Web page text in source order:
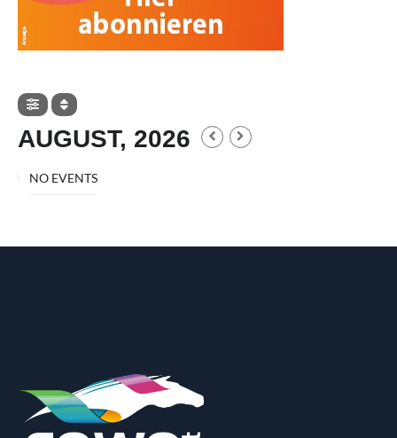
AUGUST, 2026
NO EVENTS